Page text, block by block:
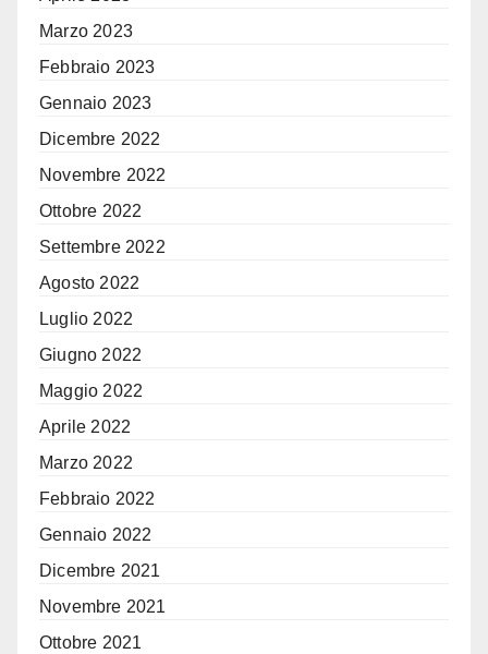
Marzo 2023
Febbraio 2023
Gennaio 2023
Dicembre 2022
Novembre 2022
Ottobre 2022
Settembre 2022
Agosto 2022
Luglio 2022
Giugno 2022
Maggio 2022
Aprile 2022
Marzo 2022
Febbraio 2022
Gennaio 2022
Dicembre 2021
Novembre 2021
Ottobre 2021